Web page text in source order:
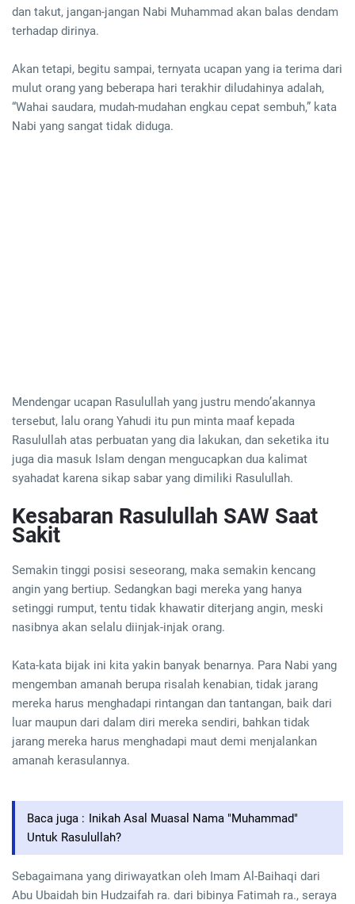
dan takut, jangan-jangan Nabi Muhammad akan balas dendam
terhadap dirinya.
Akan tetapi, begitu sampai, ternyata ucapan yang ia terima dari
mulut orang yang beberapa hari terakhir diludahinya adalah,
“Wahai saudara, mudah-mudahan engkau cepat sembuh,” kata
Nabi yang sangat tidak diduga.
Mendengar ucapan Rasulullah yang justru mendo’akannya
tersebut, lalu orang Yahudi itu pun minta maaf kepada
Rasulullah atas perbuatan yang dia lakukan, dan seketika itu
juga dia masuk Islam dengan mengucapkan dua kalimat
syahadat karena sikap sabar yang dimiliki Rasulullah.
Kesabaran Rasulullah SAW Saat
Sakit
Semakin tinggi posisi seseorang, maka semakin kencang
angin yang bertiup. Sedangkan bagi mereka yang hanya
setinggi rumput, tentu tidak khawatir diterjang angin, meski
nasibnya akan selalu diinjak-injak orang.
Kata-kata bijak ini kita yakin banyak benarnya. Para Nabi yang
mengemban amanah berupa risalah kenabian, tidak jarang
mereka harus menghadapi rintangan dan tantangan, baik dari
luar maupun dari dalam diri mereka sendiri, bahkan tidak
jarang mereka harus menghadapi maut demi menjalankan
amanah kerasulannya.
Baca juga : Inikah Asal Muasal Nama "Muhammad"
Untuk Rasulullah?
Sebagaimana yang diriwayatkan oleh Imam Al-Baihaqi dari
Abu Ubaidah bin Hudzaifah ra. dari bibinya Fatimah ra., seraya